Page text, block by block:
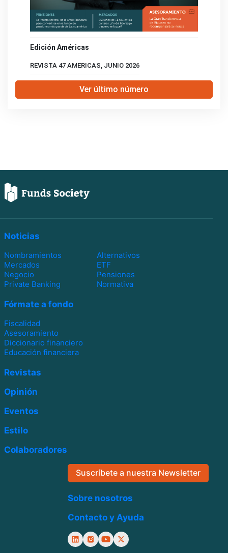
Edición Américas
REVISTA 47 AMERICAS, JUNIO 2026
Ver último número
Noticias
Nombramientos
Alternativos
Mercados
ETF
Negocio
Pensiones
Private Banking
Normativa
Fórmate a fondo
Fiscalidad
Asesoramiento
Diccionario financiero
Educación financiera
Revistas
Opinión
Eventos
Estilo
Colaboradores
Suscríbete a nuestra Newsletter
Sobre nosotros
Contacto y Ayuda